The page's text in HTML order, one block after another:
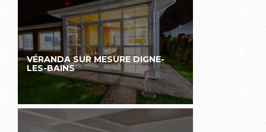
VÉRANDA SUR MESURE DIGNE-
LES-BAINS